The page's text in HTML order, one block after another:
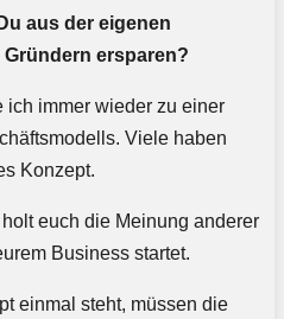
aus der eigenen
ersparen?
ich immer wieder zu einer
Viele haben
Konzept.
euch die Meinung anderer
Business startet.
einmal steht, müssen die